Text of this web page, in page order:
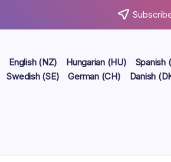
English (NZ) Hungarian (HU) Spanish
Swedish (SE) German (CH) Danish